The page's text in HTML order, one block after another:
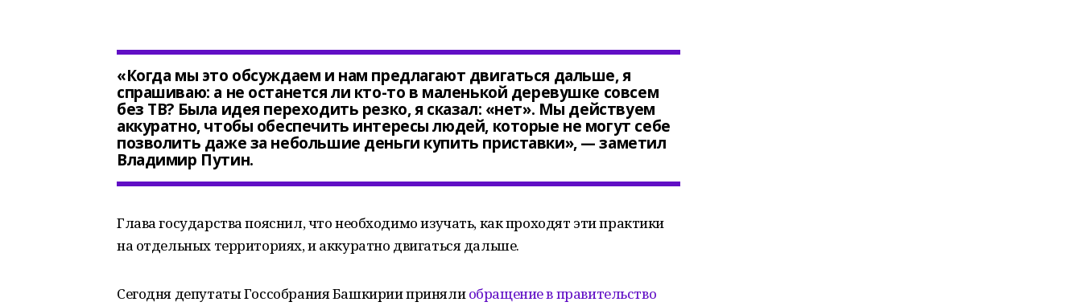
«Когда мы это обсуждаем и нам предлагают двигаться дальше, я
спрашиваю: а не останется ли кто-то в маленькой деревушке совсем
без ТВ? Была идея переходить резко, я сказал: «нет». Мы действуем
аккуратно, чтобы обеспечить интересы людей, которые не могут себе
позволить даже за небольшие деньги купить приставки», — заметил
Владимир Путин.
Глава государства пояснил, что необходимо изучать, как проходят эти практики
на отдельных территориях, и аккуратно двигаться дальше.
Сегодня депутаты Госсобрания Башкирии принялиобращение в правительство